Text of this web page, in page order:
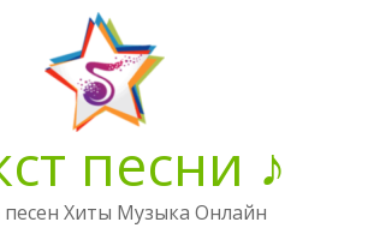
песни ♪
песен Хиты Музыка Онлайн